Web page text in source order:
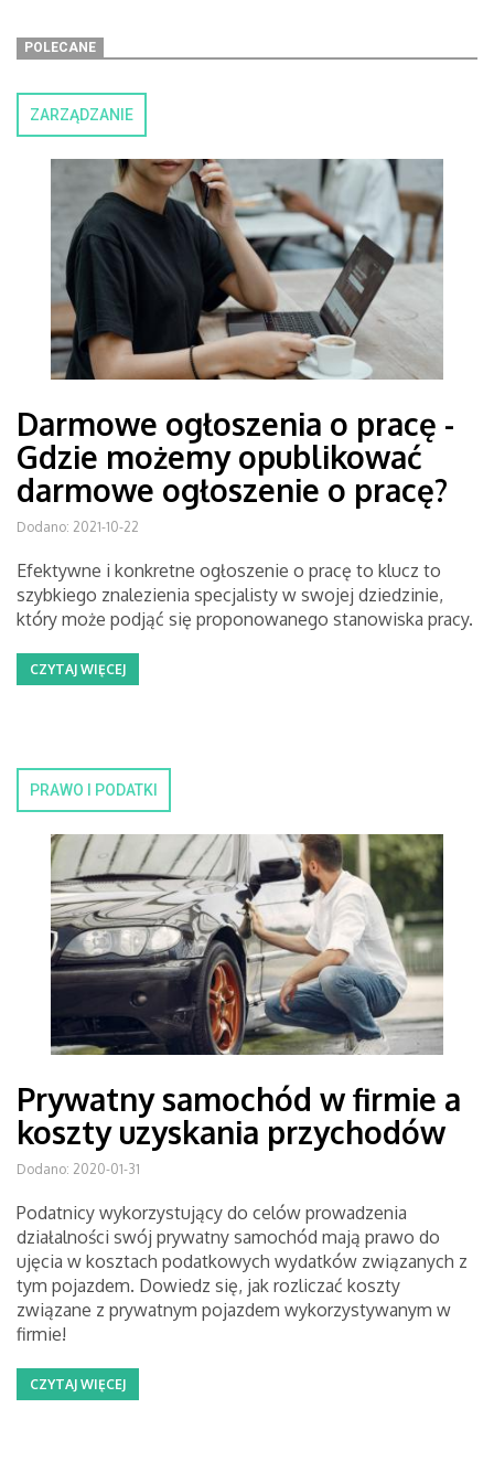
POLECANE
ZARZĄDZANIE
Darmowe ogłoszenia o pracę -
Gdzie możemy opublikować
darmowe ogłoszenie o pracę?
Dodano: 2021-10-22
Efektywne i konkretne ogłoszenie o pracę to klucz to
szybkiego znalezienia specjalisty w swojej dziedzinie,
który może podjąć się proponowanego stanowiska pracy.
CZYTAJ WIĘCEJ
PRAWO I PODATKI
Prywatny samochód w firmie a
koszty uzyskania przychodów
Dodano: 2020-01-31
Podatnicy wykorzystujący do celów prowadzenia
działalności swój prywatny samochód mają prawo do
ujęcia w kosztach podatkowych wydatków związanych z
tym pojazdem. Dowiedz się, jak rozliczać koszty
związane z prywatnym pojazdem wykorzystywanym w
firmie!
CZYTAJ WIĘCEJ